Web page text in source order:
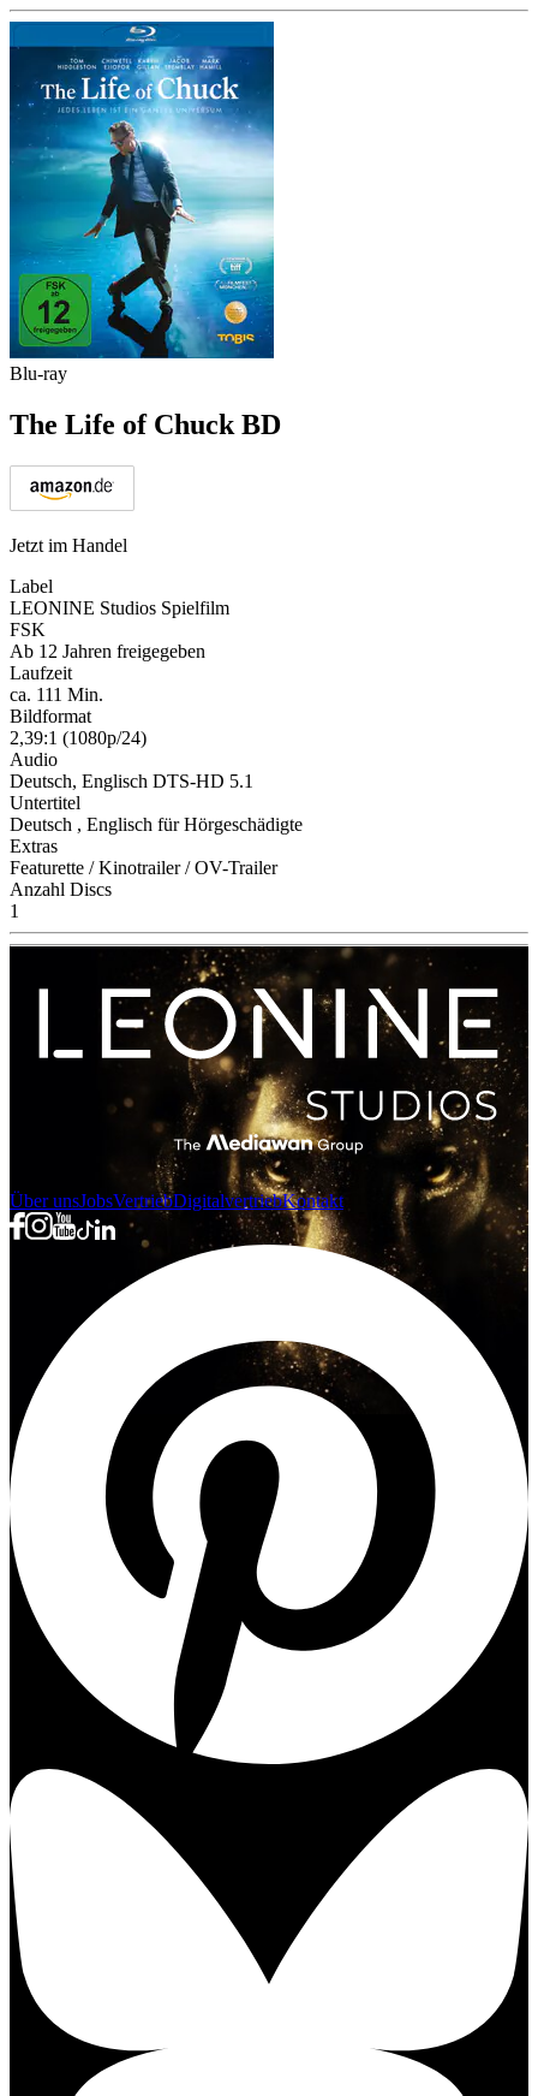
Blu-ray
The Life of Chuck BD
Jetzt im Handel
Label
LEONINE Studios Spielfilm
FSK
Ab 12 Jahren freigegeben
Laufzeit
ca. 111 Min.
Bildformat
2,39:1 (1080p/24)
Audio
Deutsch, Englisch DTS-HD 5.1
Untertitel
Deutsch , Englisch für Hörgeschädigte
Extras
Featurette / Kinotrailer / OV-Trailer
Anzahl Discs
1
Über unsJobsVertriebDigitalvertriebKontakt